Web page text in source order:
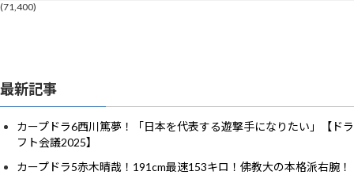
(71,400)
最新記事
カープドラ6西川篤夢！「日本を代表する遊撃手になりたい」【ドラ
フト会議2025】
カープドラ5赤木晴哉！191cm最速153キロ！佛教大の本格派右腕！